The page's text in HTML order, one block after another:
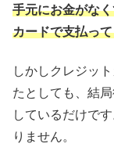
手元にお金がな
カードで支払っ
しかしクレジッ
たとしても、結
しているだけで
りません。